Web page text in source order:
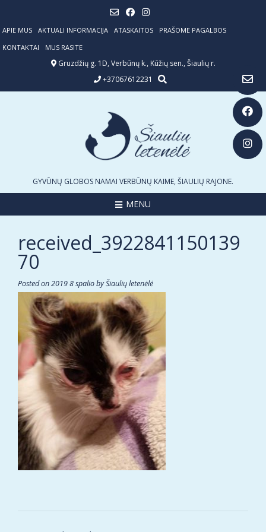
content
APIE MUS AKTUALI INFORMACIJA ATASKAITOS
PRAŠOME PAGALBOS
KONTAKTAI
MUS RASITE
Gruzdžių g. 1D, Verbūnų k., Kūžių sen., Šiaulių r.
+37067612231
GYVŪNŲ GLOBOS NAMAI VERBŪNŲ KAIME, ŠIAULIŲ RAJONE.
MENU
received_3922841150139
70
Posted on2019 8 spaliobyŠiaulių letenėlė